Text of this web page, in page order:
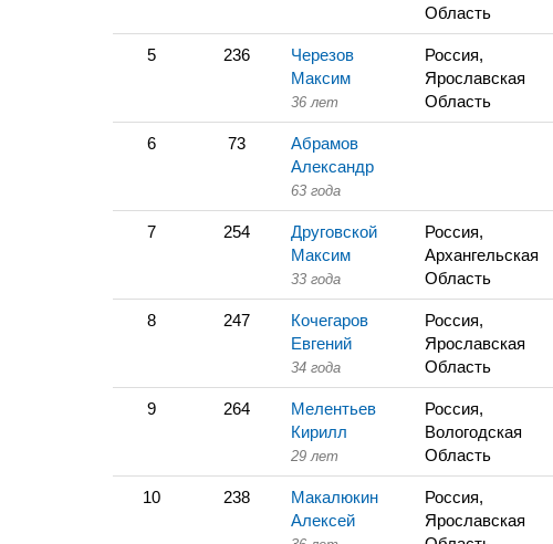
Область
5 236
Черезов
Максим
36 лет
Россия,
Ярославская
Область
6 73
Абрамов
Александр
63 года
7 254
Друговской
Максим
33 года
Россия,
Архангельская
Область
8 247
Кочегаров
Евгений
34 года
Россия,
Ярославская
Область
9 264
Мелентьев
Кирилл
29 лет
Россия,
Вологодская
Область
10 238
Макалюкин
Алексей
Россия,
Ярославская